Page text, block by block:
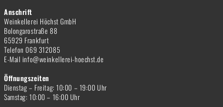
Anschrift
Weinkellerei Höchst GmbH
Bolongarostraße 88
65929 Frankfurt
Telefon 069 312085
E-Mail info@weinkellerei-hoechst.de
Öffnungszeiten
Dienstag – Freitag: 10:00 – 19:00 Uhr
Samstag: 10:00 – 16:00 Uhr